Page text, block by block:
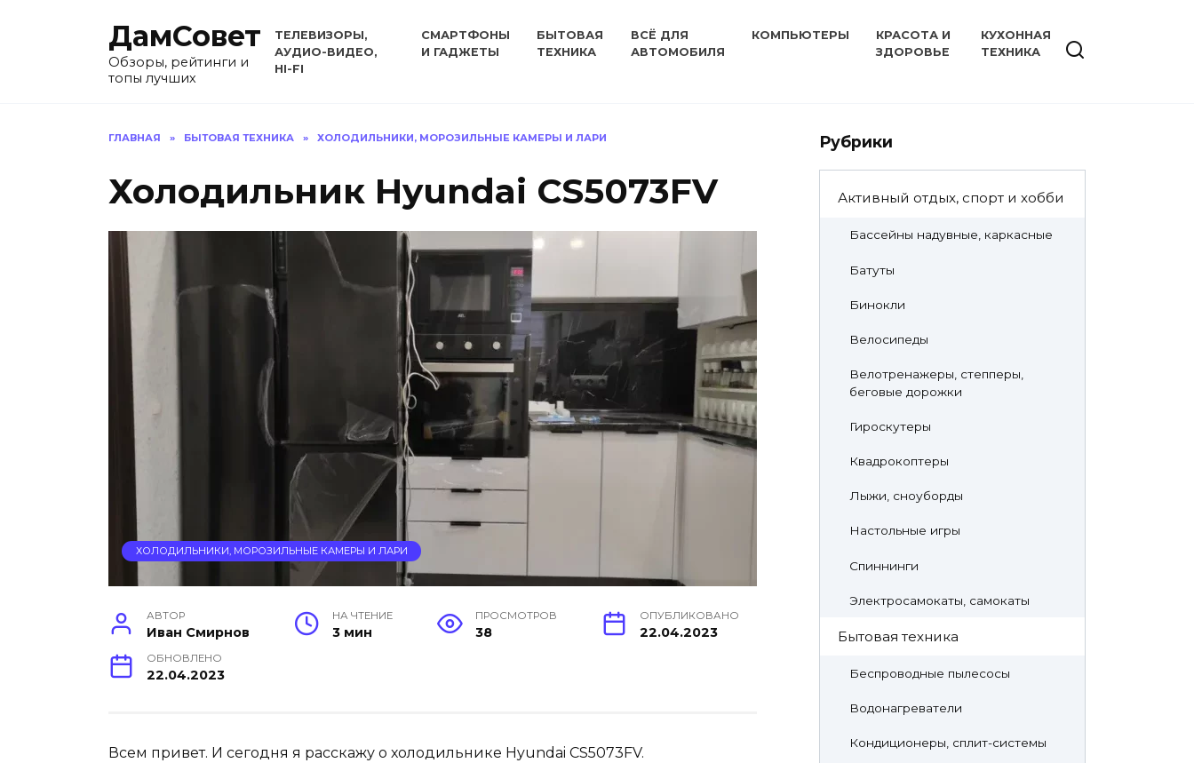
ДамСовет
Обзоры, рейтинги и
топы лучших
ТЕЛЕВИЗОРЫ,
АУДИО-ВИДЕО,
HI-FI
СМАРТФОНЫ
И ГАДЖЕТЫ
БЫТОВАЯ
ТЕХНИКА
ВСЁ ДЛЯ
АВТОМОБИЛЯ
КОМПЬЮТЕРЫ
КРАСОТА И
ЗДОРОВЬЕ
КУХОННАЯ
ТЕХНИКА
ГЛАВНАЯ » БЫТОВАЯ ТЕХНИКА » ХОЛОДИЛЬНИКИ, МОРОЗИЛЬНЫЕ КАМЕРЫ И ЛАРИ
Холодильник Hyundai CS5073FV
ХОЛОДИЛЬНИКИ, МОРОЗИЛЬНЫЕ КАМЕРЫ И ЛАРИ
АВТОР
Иван Смирнов
НА ЧТЕНИЕ
3 мин
ПРОСМОТРОВ
38
ОПУБЛИКОВАНО
22.04.2023
ОБНОВЛЕНО
22.04.2023
Всем привет. И сегодня я расскажу о холодильнике Hyundai CS5073FV.
Рубрики
Активный отдых, спорт и хобби
Бассейны надувные, каркасные
Батуты
Бинокли
Велосипеды
Велотренажеры, степперы,
беговые дорожки
Гироскутеры
Квадрокоптеры
Лыжи, сноуборды
Настольные игры
Спиннинги
Электросамокаты, самокаты
Бытовая техника
Беспроводные пылесосы
Водонагреватели
Кондиционеры, сплит-системы